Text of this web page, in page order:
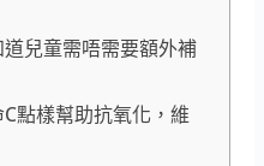
兒童需唔需要額外補
點樣幫助抗氧化，維